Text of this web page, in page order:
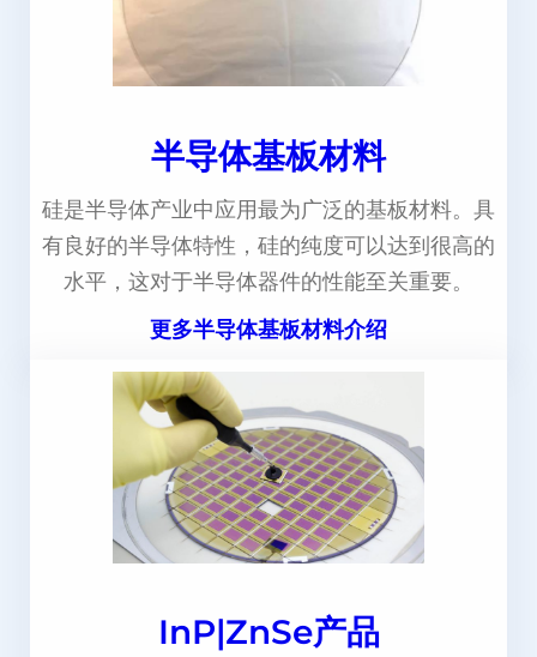
半导体基板材料
硅是半导体产业中应用最为广泛的基板材料。具
有良好的半导体特性，硅的纯度可以达到很高的
水平，这对于半导体器件的性能至关重要。
更多半导体基板材料介绍
InP|ZnSe产品